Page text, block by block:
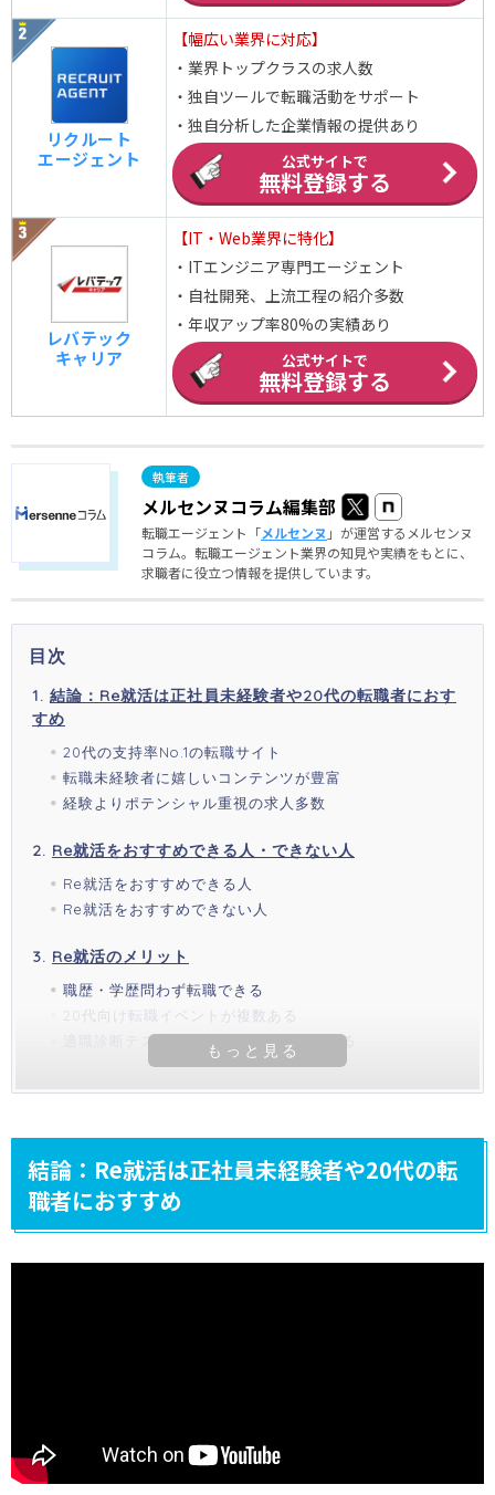
リクルート
エージェント
【幅広い業界に対応】
・業界トップクラスの求人数
・独自ツールで転職活動をサポート
・独自分析した企業情報の提供あり
公式サイトで
無料登録する
レバテック
キャリア
【IT・Web業界に特化】
・ITエンジニア専門エージェント
・自社開発、上流工程の紹介多数
・年収アップ率80%の実績あり
公式サイトで
無料登録する
メルセンヌコラム編集部
転職エージェント「メルセンヌ 」が運営するメルセンヌ
コラム。転職エージェント業界の知見や実績をもとに、
求職者に役立つ情報を提供しています。
目次
結論：Re就活は正社員未経験者や20代の転職者におす
すめ
20代の支持率No.1の転職サイト
転職未経験者に嬉しいコンテンツが豊富
経験よりポテンシャル重視の求人多数
Re就活をおすすめできる人・できない人
Re就活をおすすめできる人
Re就活をおすすめできない人
Re就活のメリット
職歴・学歴問わず転職できる
20代向け転職イベントが複数ある
適職診断テストで自分に合う仕事が分かる
結論：Re就活は正社員未経験者や20代の転
職者におすすめ